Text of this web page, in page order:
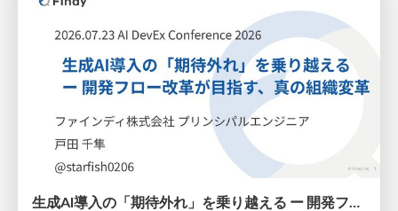
生成AI導入の「期待外れ」を乗り越える ー 開発フロー改革が目指す、真の組織変革